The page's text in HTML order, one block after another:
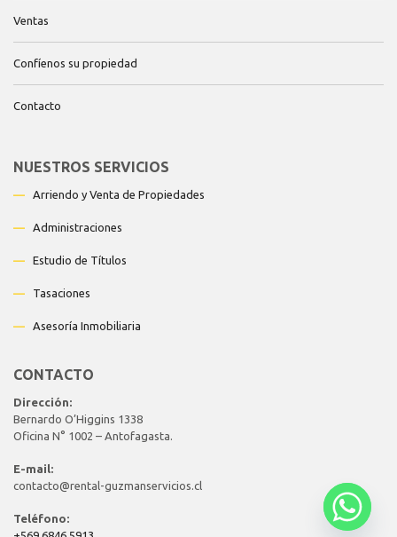
Ventas
Confíenos su propiedad
Contacto
NUESTROS SERVICIOS
— Arriendo y Venta de Propiedades
— Administraciones
— Estudio de Títulos
— Tasaciones
— Asesoría Inmobiliaria
CONTACTO
Dirección:
Bernardo O’Higgins 1338
Oficina N° 1002 – Antofagasta.
E-mail:
contacto@rental-guzmanservicios.cl
Teléfono: